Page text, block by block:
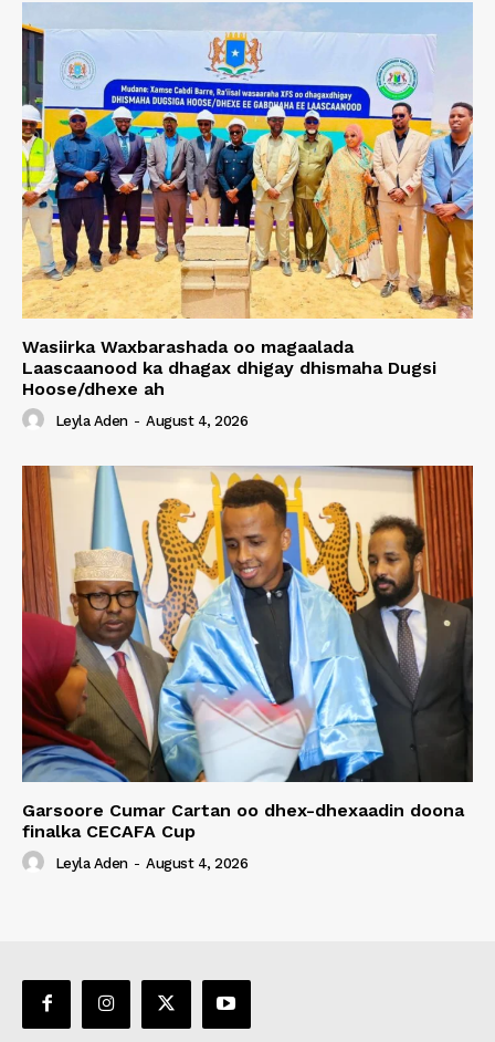
Wasiirka Waxbarashada oo magaalada
Laascaanood ka dhagax dhigay dhismaha Dugsi
Hoose/dhexe ah
Leyla Aden - August 4, 2026
Garsoore Cumar Cartan oo dhex-dhexaadin doona
finalka CECAFA Cup
Leyla Aden - August 4, 2026